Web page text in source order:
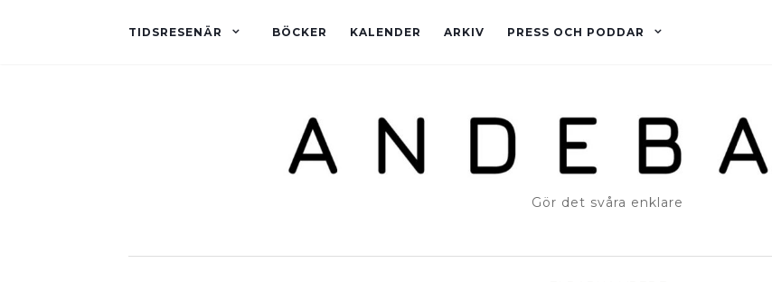
TIDSRESENÄR BÖCKER KALENDER ARKIV PRESS OCH PODDAR
Gör det svåra enklare